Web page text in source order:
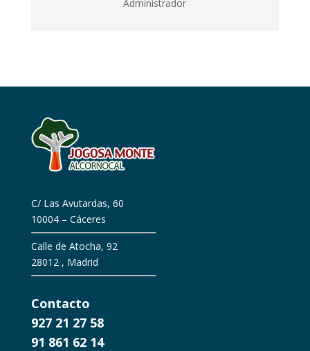
Administrador
C/ Las Avutardas, 60
10004 – Cáceres
Calle de Atocha, 92
28012 , Madrid
Contacto
927 21 27 58
91 861 62 14